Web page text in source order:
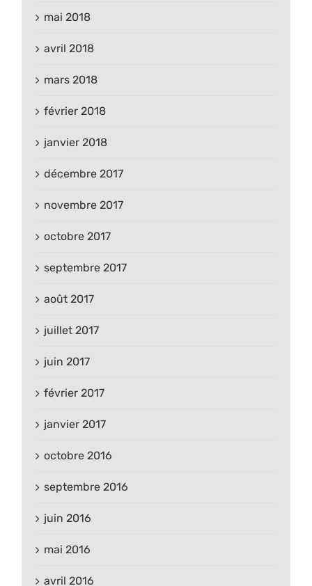
mai 2018
avril 2018
mars 2018
février 2018
janvier 2018
décembre 2017
novembre 2017
octobre 2017
septembre 2017
août 2017
juillet 2017
juin 2017
février 2017
janvier 2017
octobre 2016
septembre 2016
juin 2016
mai 2016
avril 2016